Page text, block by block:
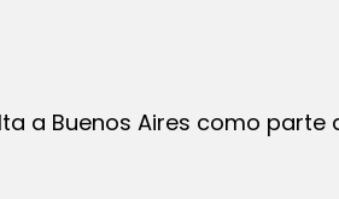
a Buenos Aires como parte